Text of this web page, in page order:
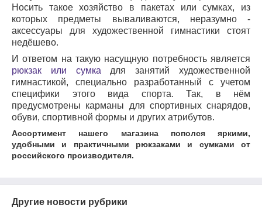
Носить такое хозяйство в пакетах или сумках, из
которых предметы вываливаются, неразумно -
аксессуары для художественной гимнастики стоят
недёшево.
И ответом на такую насущную потребность является
рюкзак или сумка для занятий художественной
гимнастикой, специально разработанный с учетом
специфики этого вида спорта. Так, в нём
предусмотрены карманы для спортивных снарядов,
обуви, спортивной формы и других атрибутов.
Ассортимент нашего магазина пополся яркими,
удобными и практичными рюкзаками и сумками от
российского производителя.
Другие новости рубрики